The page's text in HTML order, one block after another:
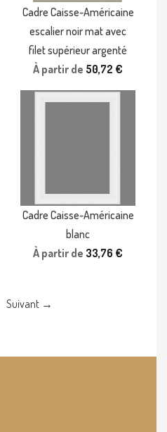
Cadre Caisse-Américaine
escalier noir mat avec
filet supérieur argenté
À partir de 50,72 €
Cadre Caisse-Américaine
blanc
À partir de 33,76 €
Suivant →